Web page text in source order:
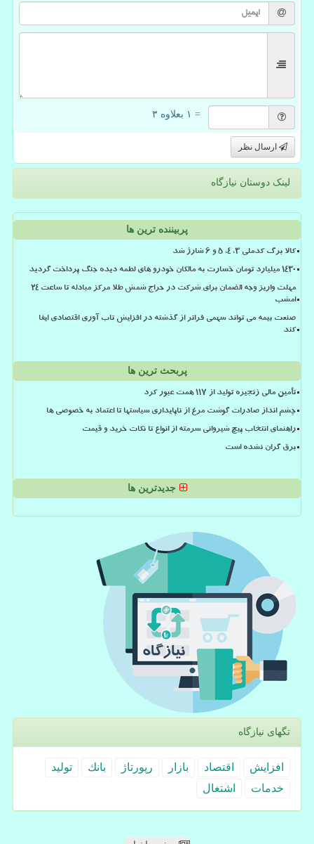
= ۱ بعلاوه ۳
ارسال نظر
لینک دوستان نیازگاه
پربیننده ترین ها
کالا برگ کدملی 3، 4، 5 و 6 شارژ شد
۱۴۳۰ میلیارد تومان خسارت به مالکان خودرو های لطمه دیده جنگ پرداخت گردید
مهلت واریز وجه الضمان برای شرکت در حراج شمش طلا مرکز مبادله تا ساعت ۲۴
امشب
صنعت بیمه می تواند سهمی فراتر از گذشته در افزایش تاب آوری اقتصادی ایفا
کند
پربحث ترین ها
تأمین مالی زنجیره تولید از ۱۱۷ همت عبور کرد
چشم انداز صادرات گوشت مرغ از ناپایداری سیاستها تا اعتماد به خصوصی ها
راهنمای انتخاب پیچ شیروانی سرمته از انواع تا نکات خرید و قیمت
برق گران نشده است
جدیدترین ها
تگهای نیازگاه
افزایش اقتصاد بازار رپورتاژ بانك
تولید
خدمات
اشتغال